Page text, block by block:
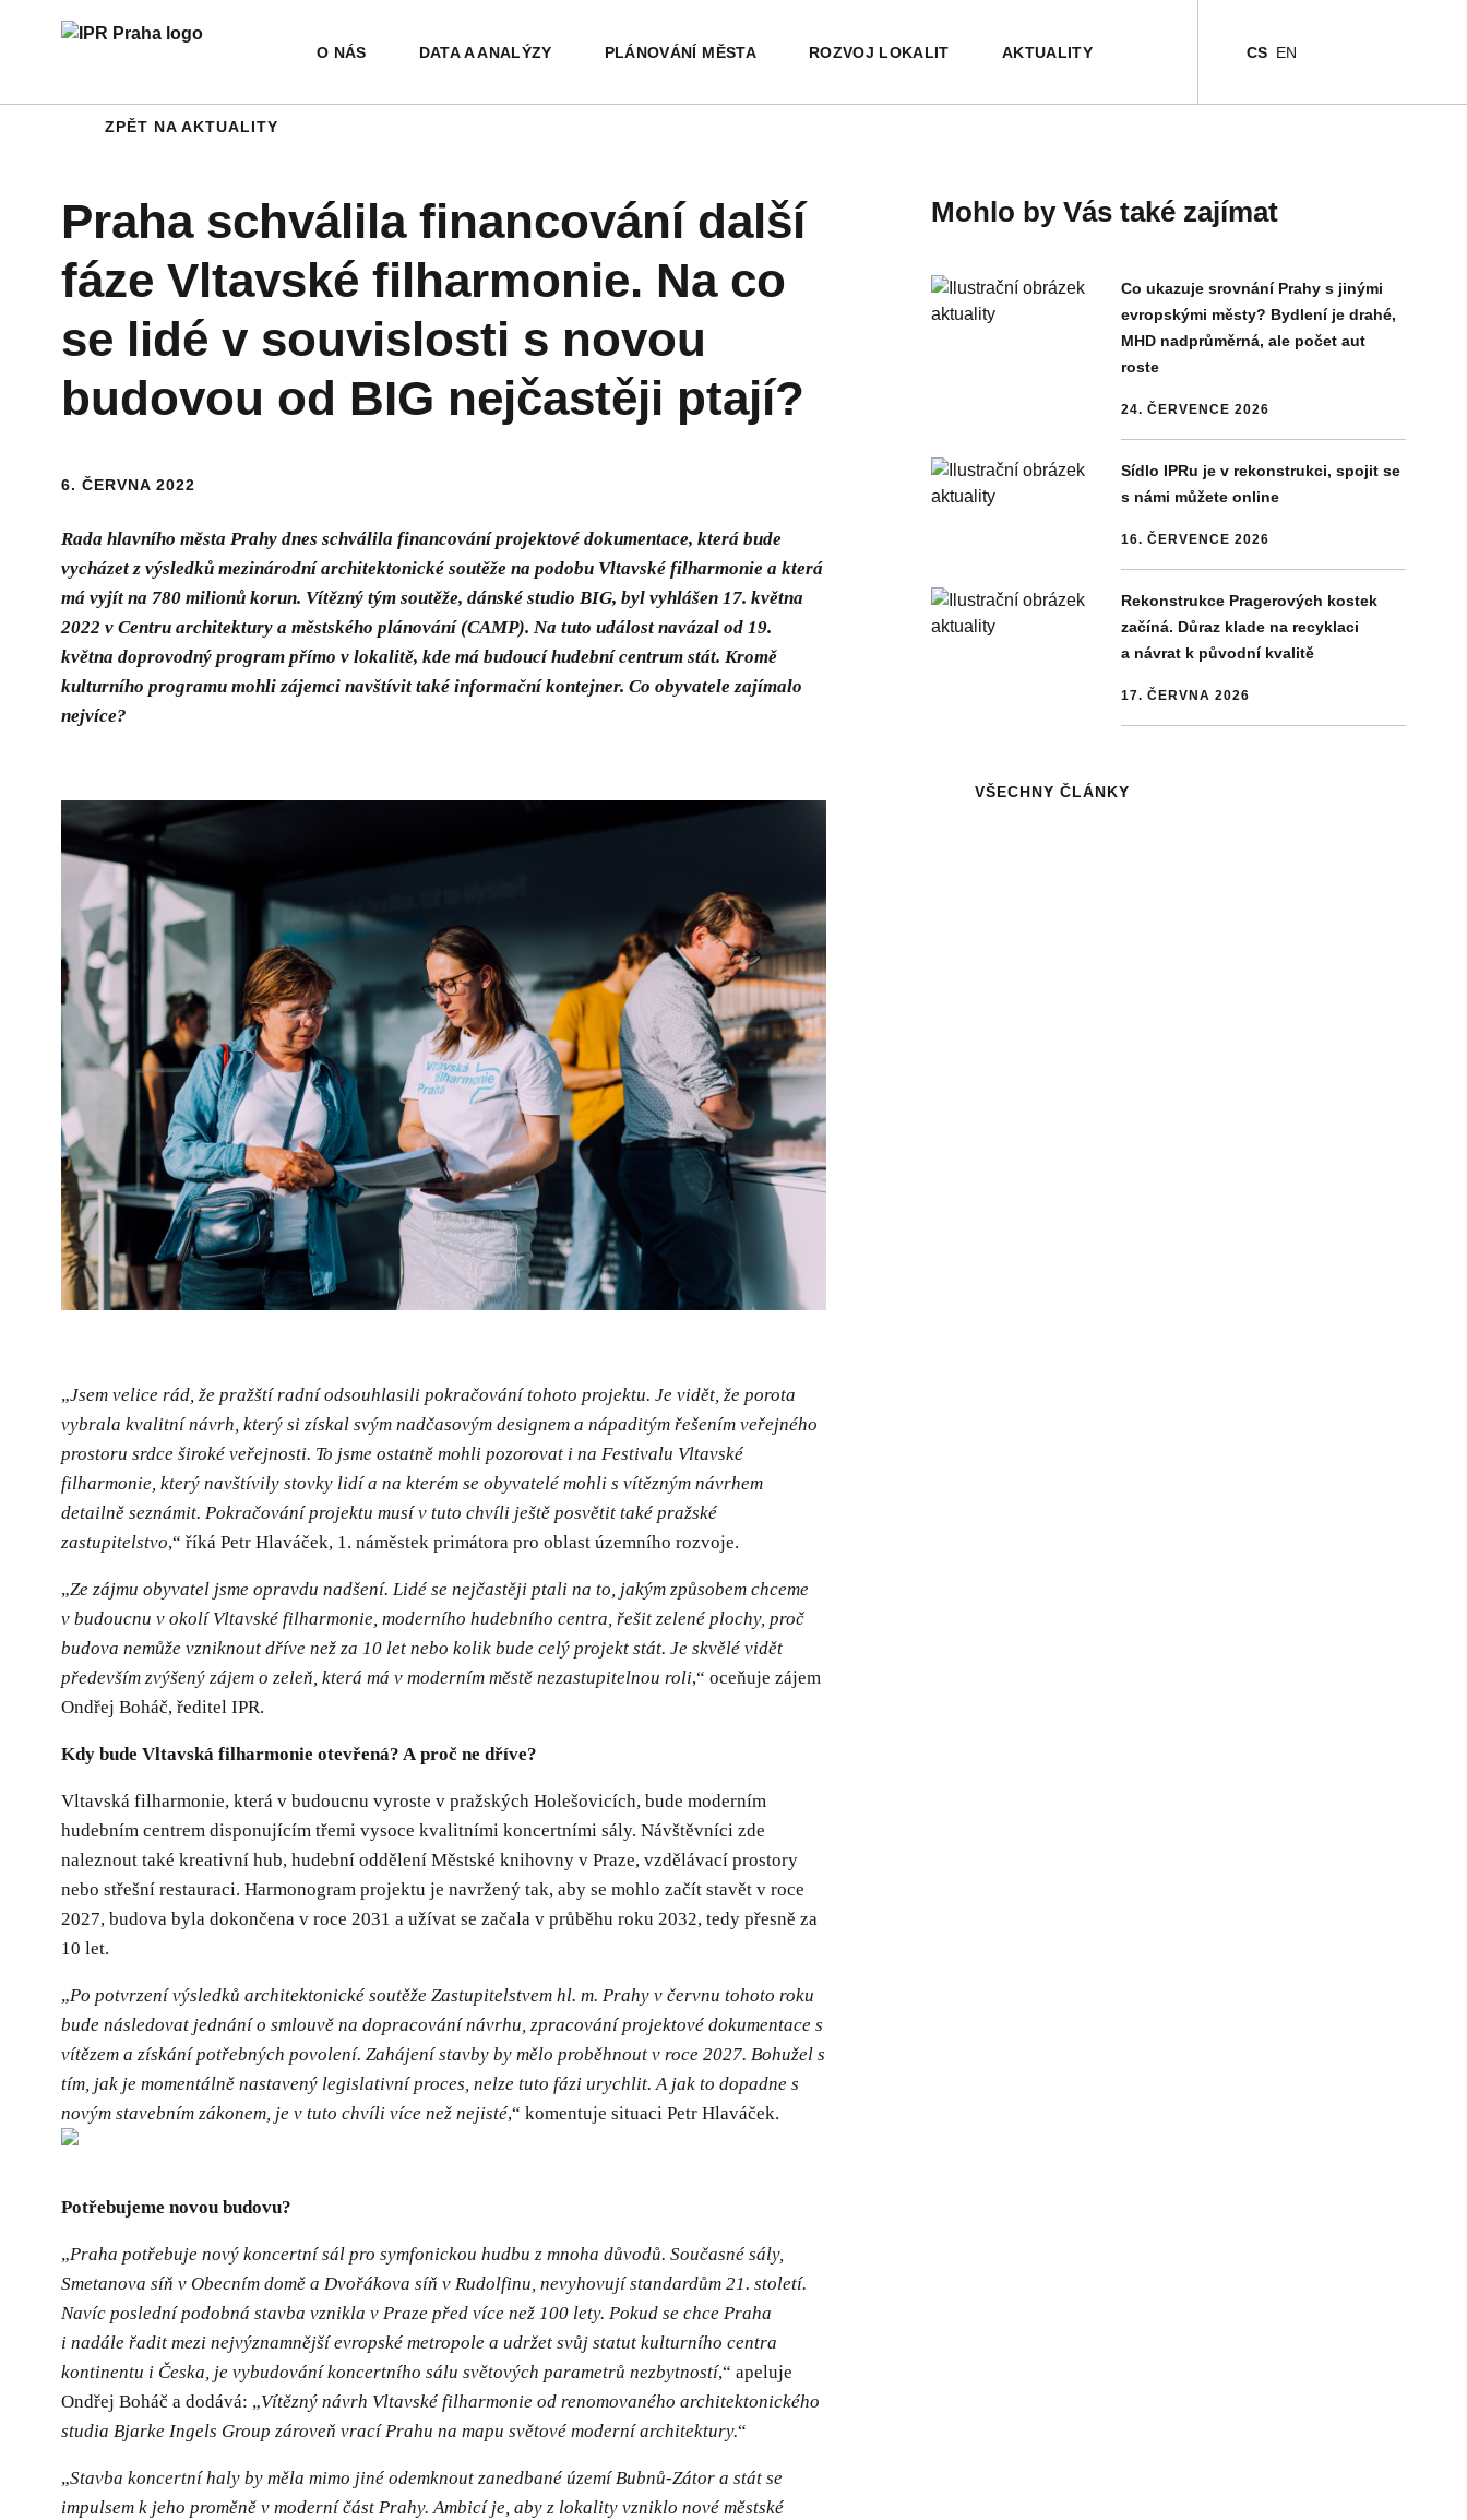
Přejít na hlavní obsah
O NÁS DATA A ANALÝZY PLÁNOVÁNÍ MĚSTA ROZVOJ LOKALIT AKTUALITY CS EN
ZPĚT NA AKTUALITY
Praha schválila financování další
fáze Vltavské filharmonie. Na co
se lidé v souvislosti s novou
budovou od BIG nejčastěji ptají?
6. ČERVNA 2022
Rada hlavního města Prahy dnes schválila financování projektové dokumentace, která bude
vycházet z výsledků mezinárodní architektonické soutěže na podobu Vltavské filharmonie a která
má vyjít na 780 milionů korun. Vítězný tým soutěže, dánské studio BIG, byl vyhlášen 17. května
2022 v Centru architektury a městského plánování (CAMP). Na tuto událost navázal od 19.
května doprovodný program přímo v lokalitě, kde má budoucí hudební centrum stát. Kromě
kulturního programu mohli zájemci navštívit také informační kontejner. Co obyvatele zajímalo
nejvíce?
„Jsem velice rád, že pražští radní odsouhlasili pokračování tohoto projektu. Je vidět, že porota
vybrala kvalitní návrh, který si získal svým nadčasovým designem a nápaditým řešením veřejného
prostoru srdce široké veřejnosti. To jsme ostatně mohli pozorovat i na Festivalu Vltavské
filharmonie, který navštívily stovky lidí a na kterém se obyvatelé mohli s vítězným návrhem
detailně seznámit. Pokračování projektu musí v tuto chvíli ještě posvětit také pražské
zastupitelstvo,“ říká Petr Hlaváček, 1. náměstek primátora pro oblast územního rozvoje.
„Ze zájmu obyvatel jsme opravdu nadšení. Lidé se nejčastěji ptali na to, jakým způsobem chceme
v budoucnu v okolí Vltavské filharmonie, moderního hudebního centra, řešit zelené plochy, proč
budova nemůže vzniknout dříve než za 10 let nebo kolik bude celý projekt stát. Je skvělé vidět
především zvýšený zájem o zeleň, která má v moderním městě nezastupitelnou roli,“ oceňuje zájem
Ondřej Boháč, ředitel IPR.
Kdy bude Vltavská filharmonie otevřená? A proč ne dříve?
Vltavská filharmonie, která v budoucnu vyroste v pražských Holešovicích, bude moderním
hudebním centrem disponujícím třemi vysoce kvalitními koncertními sály. Návštěvníci zde
naleznout také kreativní hub, hudební oddělení Městské knihovny v Praze, vzdělávací prostory
nebo střešní restauraci. Harmonogram projektu je navržený tak, aby se mohlo začít stavět v roce
2027, budova byla dokončena v roce 2031 a užívat se začala v průběhu roku 2032, tedy přesně za
10 let.
„Po potvrzení výsledků architektonické soutěže Zastupitelstvem hl. m. Prahy v červnu tohoto roku
bude následovat jednání o smlouvě na dopracování návrhu, zpracování projektové dokumentace s
vítězem a získání potřebných povolení. Zahájení stavby by mělo proběhnout v roce 2027. Bohužel s
tím, jak je momentálně nastavený legislativní proces, nelze tuto fázi urychlit. A jak to dopadne s
novým stavebním zákonem, je v tuto chvíli více než nejisté,“ komentuje situaci Petr Hlaváček.
Potřebujeme novou budovu?
„Praha potřebuje nový koncertní sál pro symfonickou hudbu z mnoha důvodů. Současné sály,
Smetanova síň v Obecním domě a Dvořákova síň v Rudolfinu, nevyhovují standardům 21. století.
Navíc poslední podobná stavba vznikla v Praze před více než 100 lety. Pokud se chce Praha
i nadále řadit mezi nejvýznamnější evropské metropole a udržet svůj statut kulturního centra
kontinentu i Česka, je vybudování koncertního sálu světových parametrů nezbytností,“ apeluje
Ondřej Boháč a dodává: „Vítězný návrh Vltavské filharmonie od renomovaného architektonického
studia Bjarke Ingels Group zároveň vrací Prahu na mapu světové moderní architektury.“
„Stavba koncertní haly by měla mimo jiné odemknout zanedbané území Bubnů-Zátor a stát se
impulsem k jeho proměně v moderní část Prahy. Ambicí je, aby z lokality vzniklo nové městské
Mohlo by Vás také zajímat
Co ukazuje srovnání Prahy s jinými
evropskými městy? Bydlení je drahé,
MHD nadprůměrná, ale počet aut
roste
24. ČERVENCE 2026
Sídlo IPRu je v rekonstrukci, spojit se
s námi můžete online
16. ČERVENCE 2026
Rekonstrukce Pragerových kostek
začíná. Důraz klade na recyklaci
a návrat k původní kvalitě
17. ČERVNA 2026
VŠECHNY ČLÁNKY